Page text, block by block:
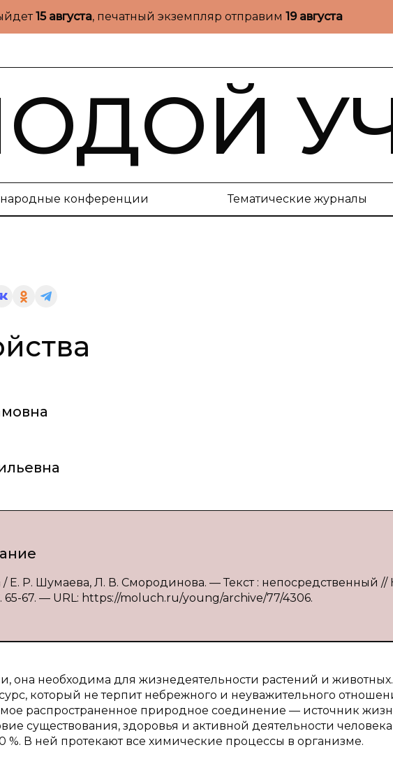
15 августа, печатный экземпляр отправим 19 августа
конференции Тематические журналы
/ Е. Р. Шумаева, Л. В. Смородинова. — Текст : непосредственный
67. — URL: https://moluch.ru/young/archive/77/4306.
она необходима для жизнедеятельности растений и
который не терпит небрежного и неуважительного
распространенное природное соединение — источник
существования, здоровья и активной деятельности
%. В ней протекают все химические процессы в организме.